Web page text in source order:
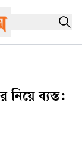
নিয়ে ব্যস্ত: